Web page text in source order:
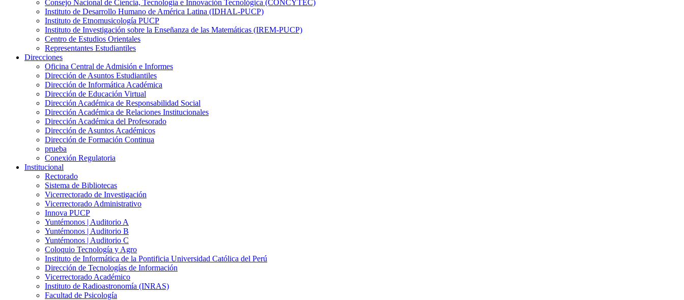
Consejo Nacional de Ciencia, Tecnología e Innovación Tecnológica (CONCYTEC)
Instituto de Desarrollo Humano de América Latina (IDHAL-PUCP)
Instituto de Etnomusicología PUCP
Instituto de Investigación sobre la Enseñanza de las Matemáticas (IREM-PUCP)
Centro de Estudios Orientales
Representantes Estudiantiles
Direcciones
Oficina Central de Admisión e Informes
Dirección de Asuntos Estudiantiles
Dirección de Informática Académica
Dirección de Educación Virtual
Dirección Académica de Responsabilidad Social
Dirección Académica de Relaciones Institucionales
Dirección Académica del Profesorado
Dirección de Asuntos Académicos
Dirección de Formación Continua
prueba
Conexión Regulatoria
Institucional
Rectorado
Sistema de Bibliotecas
Vicerrectorado de Investigación
Vicerrectorado Administrativo
Innova PUCP
Yuntémonos | Auditorio A
Yuntémonos | Auditorio B
Yuntémonos | Auditorio C
Coloquio Tecnología y Agro
Instituto de Informática de la Pontificia Universidad Católica del Perú
Dirección de Tecnologías de Información
Vicerrectorado Académico
Instituto de Radioastronomía (INRAS)
Facultad de Psicología